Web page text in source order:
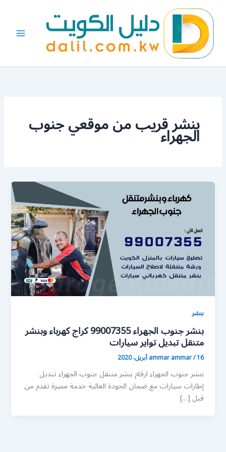
المحتوى
بنشر قريب من موقعي جنوب
الجهراء
بنشر
بنشر جنوب الجهراء 99007355 كراج كهرباء وبنشر
متنقل تبديل تواير سيارات
ammar ammar/16 أبريل، 2020
بنشر جنوب الجهراء ارقام بنشر متنقل جنوب الجهراء تبديل
إطارات سيارات مع ضمان الجودة العالية خدمة مميزة تقدم من
قبل […]